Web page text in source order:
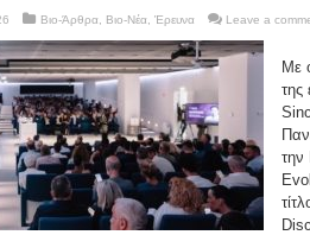
Βιο-Άρθρα Βιο-Νέα Έρευνα Leave a
Με
της
την